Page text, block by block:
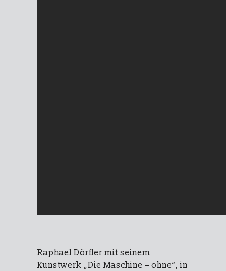
Raphael Dörfler mit seinem
Kunstwerk „Die Maschine – ohne“, in